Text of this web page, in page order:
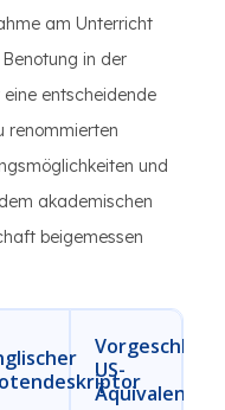
am Unterricht
in der
entscheidende
renommierten
und
akademischen
beigemessen
US-
Äquivalenz